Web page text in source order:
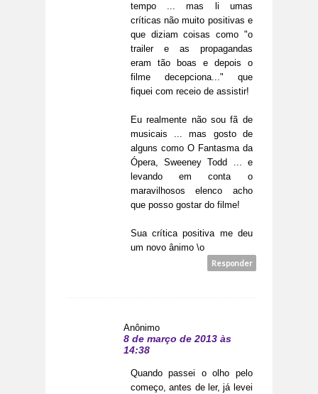
tempo ... mas li umas
críticas não muito positivas e
que diziam coisas como "o
trailer e as propagandas
eram tão boas e depois o
filme decepciona..." que
fiquei com receio de assistir!
Eu realmente não sou fã de
musicais ... mas gosto de
alguns como O Fantasma da
Ópera, Sweeney Todd ... e
levando em conta o
maravilhosos elenco acho
que posso gostar do filme!
Sua crítica positiva me deu
um novo ânimo \o
Responder
Anônimo
8 de março de 2013 às
14:38
Quando passei o olho pelo
começo, antes de ler, já levei